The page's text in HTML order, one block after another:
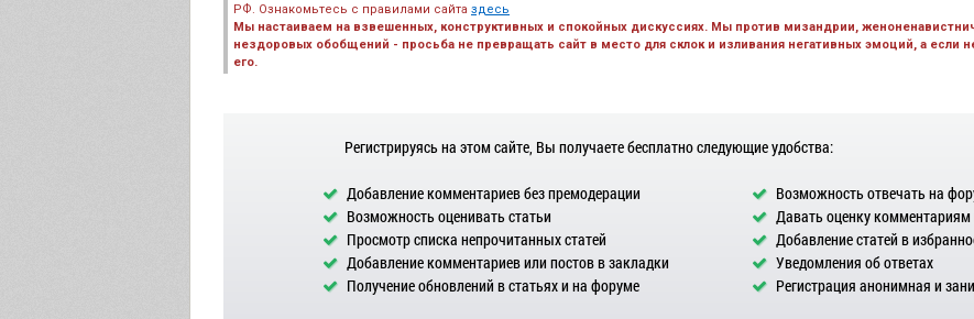
РФ. Ознакомьтесь с правилами сайта здесь
Мы настаиваем на взвешенных, конструктивных и спокойных дискуссиях. Мы против мизандрии,
нездоровых обобщений - просьба не превращать сайт в место для склок и изливания негативных эмоций, а если
его.
Регистрируясь на этом сайте, Вы получаете бесплатно следующие удобства:
Добавление комментариев без премодерации
Возможность отвечать на
Возможность оценивать статьи
Давать оценку
Просмотр списка непрочитанных статей
Добавление статей в
Добавление комментариев или постов в закладки
Уведомления об ответах
Получение обновлений в статьях и на форуме
Регистрация анонимная и